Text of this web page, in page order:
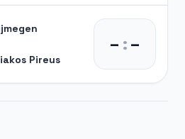
Pireus
– :–